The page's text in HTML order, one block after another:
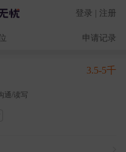
登录 | 注册
申请记录
3.5-5千
通/读写